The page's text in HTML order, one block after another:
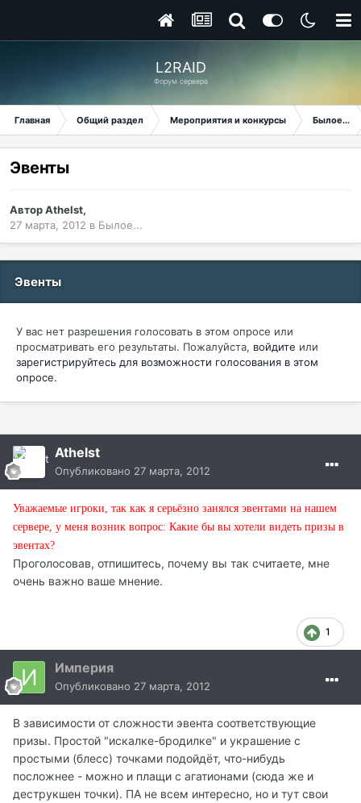
L2RAID
Форум сервера
Главная Общий раздел Мероприятия и конкурсы Былое...
Эвенты
АвторAthelst,
27 марта, 2012 в Былое...
Эвенты
У вас нет разрешения голосовать в этом опросе или
просматривать его результаты. Пожалуйста, войдите или
зарегистрируйтесь для возможности голосования в этом
опросе.
Athelst
Опубликовано 27 марта, 2012
Уважаемые игроки, так как я серьёзно занялся эвентами на нашем
сервере, у меня возник вопрос: Какие бы вы хотели видеть призы в
эвентах?
Проголосовав, отпишитесь, почему вы так считаете, мне
очень важно ваше мнение.
1
Империя
Опубликовано 27 марта, 2012
В зависимости от сложности эвента соответствующие
призы. Простой "искалке-бродилке" и украшение с
простыми (блесс) точками подойдёт, что-нибудь
посложнее - можно и плащи с агатионами (сюда же и
деструкшен точки). ПА не всем интересно, но и тут свои